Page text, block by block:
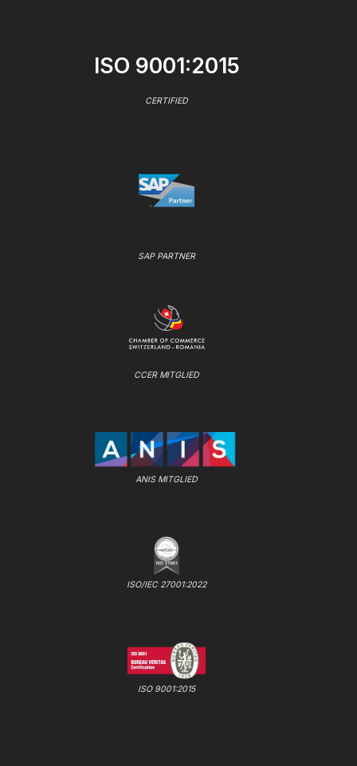
ISO 9001:2015
CERTIFIED
SAP PARTNER
CCER MITGLIED
ANIS MITGLIED
ISO/IEC 27001:2022
ISO 9001:2015